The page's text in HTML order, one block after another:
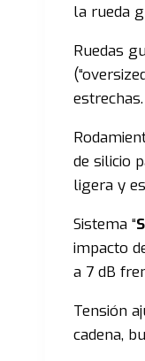
la rueda
Ruedas
estrechas.
de silicio
ligera y
Sistema “
impacto
a 7 dB
Tensión
cadena,